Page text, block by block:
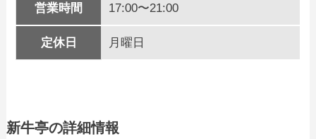
営業時間 17:00〜21:00
定休日 月曜日
新牛亭の詳細情報